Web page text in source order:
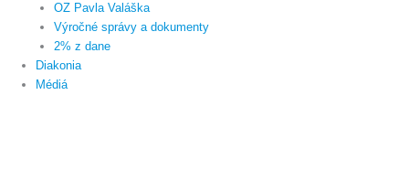
OZ Pavla Valáška
Výročné správy a dokumenty
2% z dane
Diakonia
Médiá